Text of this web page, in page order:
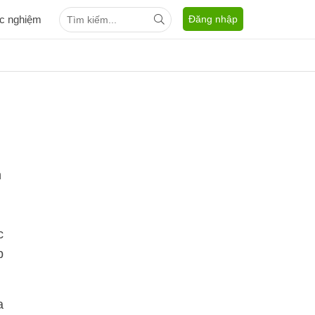
nghiệm Đăng nhập